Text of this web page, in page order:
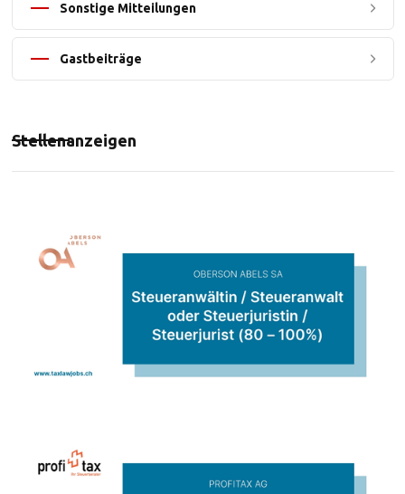
Sonstige Mitteilungen
Gastbeiträge
Stellenanzeigen